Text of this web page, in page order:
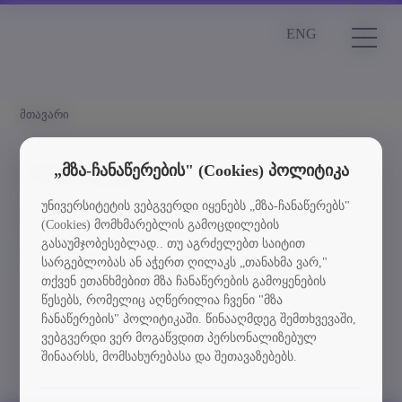
ENG
მთავარი
სიახლეები
Element is not found
სიახლეებში დაბრუნება
„მზა-ჩანაწერების" (Cookies) პოლიტიკა
უნივერსიტეტის ვებგვერდი იყენებს „მზა-ჩანაწერებს"
(Cookies) მომხმარებლის გამოცდილების
გასაუმჯობესებლად.. თუ აგრძელებთ საიტით
სარგებლობას ან აჭერთ ღილაკს „თანახმა ვარ,"
თქვენ ეთანხმებით მზა ჩანაწერების გამოყენების
წესებს, რომელიც აღწერილია ჩვენი "მზა
ჩანაწერების" პოლიტიკაში. წინააღმდეგ შემთხვევაში,
ვებგვერდი ვერ მოგაწვდით პერსონალიზებულ
შინაარსს, მომსახურებასა და შეთავაზებებს.